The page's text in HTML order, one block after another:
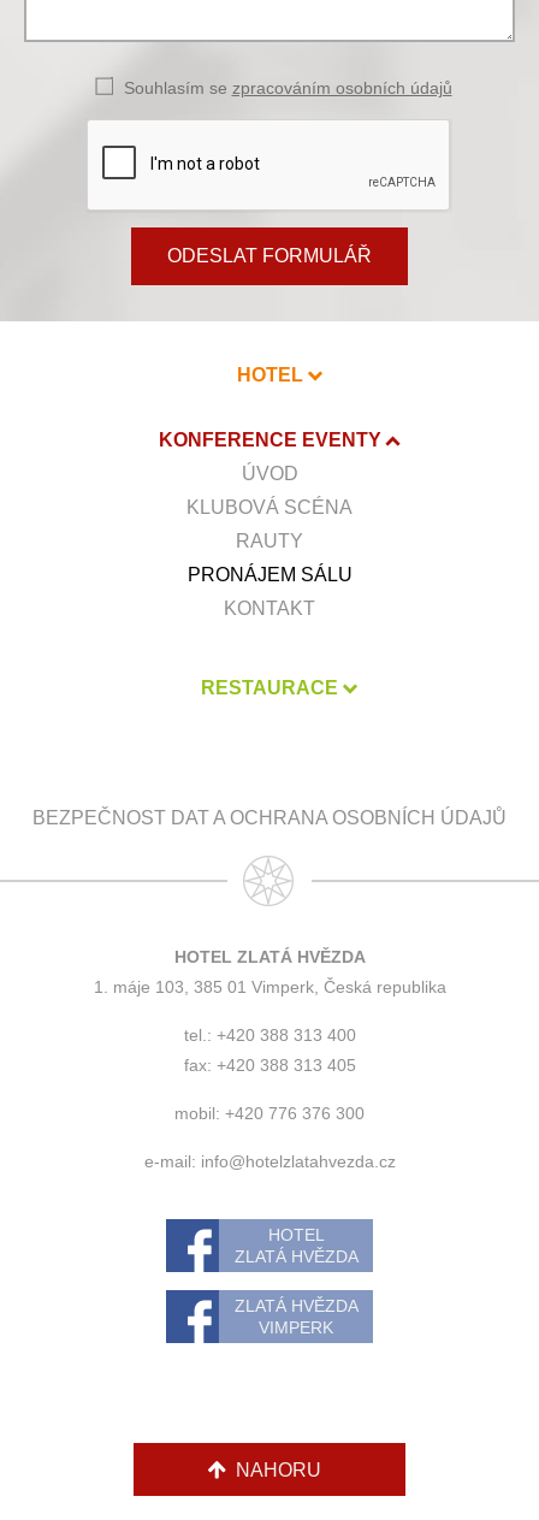
Souhlasím se zpracováním osobních údajů
ODESLAT FORMULÁŘ
HOTEL
KONFERENCE EVENTY
ÚVOD
KLUBOVÁ SCÉNA
RAUTY
PRONÁJEM SÁLU
KONTAKT
RESTAURACE
BEZPEČNOST DAT A OCHRANA OSOBNÍCH ÚDAJŮ
HOTEL ZLATÁ HVĚZDA
1. máje 103, 385 01 Vimperk, Česká republika
tel.: +420 388 313 400
fax: +420 388 313 405
mobil: +420 776 376 300
e-mail: info@hotelzlatahvezda.cz
HOTEL
ZLATÁ HVĚZDA
ZLATÁ HVĚZDA
VIMPERK
NAHORU